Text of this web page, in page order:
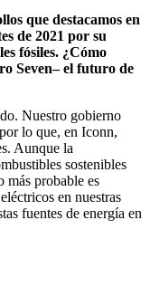
que destacamos en
de 2021 por su
fósiles. ¿Cómo
Seven– el futuro de
Nuestro gobierno
lo que, en Iconn,
Aunque la
sostenibles
más probable es
en nuestras
fuentes de energía en